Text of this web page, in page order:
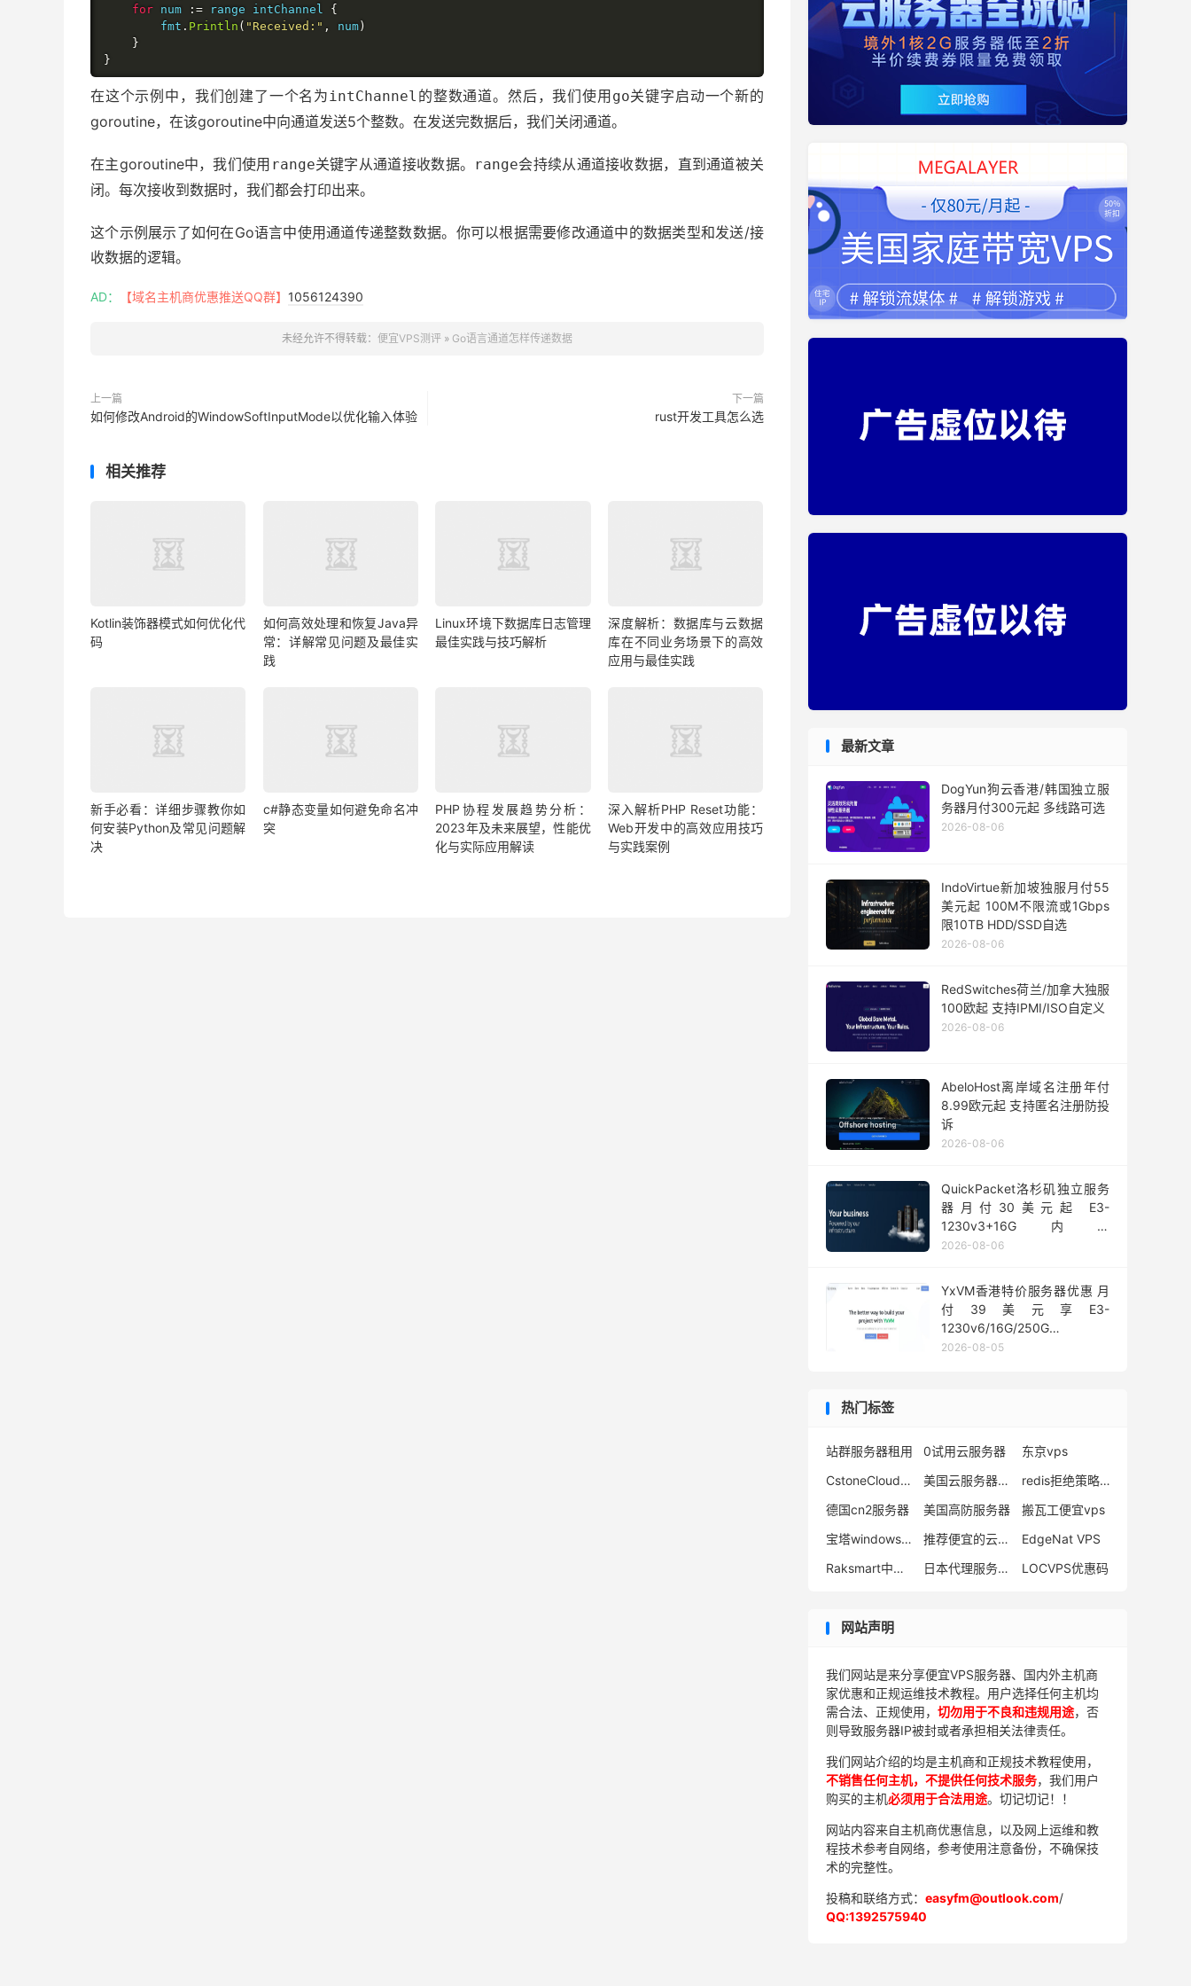
for num := range intChannel {
		fmt
. Println ( "Received:" , num )
}
}
在这个示例中，我们创建了一个名为 intChannel 的整数通道。然后，我们使用go关键字启动一个新的
goroutine，在该goroutine中向通道发送5个整数。在发送完数据后，我们关闭通道。
在主goroutine中，我们使用 range关键字从通道接收数据。 range会持续从通道接收数据，直到通道被关
闭。每次接收到数据时，我们都会打印出来。
这个示例展示了如何在Go语言中使用通道传递整数数据。你可以根据需要修改通道中的数据类型和发送/接
收数据的逻辑。
AD： 【域名主机商优惠推送QQ群】 1056124390
未经允许不得转载： 便宜VPS测评 » Go语言通道怎样传递数据
上一篇
如何修改Android的WindowSoftInputMode以优化输入体验
下一篇
rust开发工具怎么选
相关推荐
Kotlin装饰器模式如何优化代
码
如何高效处理和恢复Java异
常：详解常见问题及最佳实
践
Linux环境下数据库日志管理
最佳实践与技巧解析
深度解析：数据库与云数据
库在不同业务场景下的高效
应用与最佳实践
新手必看：详细步骤教你如
何安装Python及常见问题解
决
c#静态变量如何避免命名冲
突
PHP协程发展趋势分析：
2023年及未来展望，性能优
化与实际应用解读
深入解析PHP Reset功能：
Web开发中的高效应用技巧
与实践案例
最新文章
DogYun狗云香港/韩国独立服
务器月付300元起 多线路可选
2026-08-06
IndoVirtue新加坡独服月付55
美元起 100M不限流或1Gbps
限10TB HDD/SSD自选
2026-08-06
RedSwitches荷兰/加拿大独服
100欧起 支持IPMI/ISO自定义
2026-08-06
AbeloHost离岸域名注册年付
8.99欧元起 支持匿名注册防投
诉
2026-08-06
QuickPacket洛杉矶独立服务
器月付30美元起 E3-
1230v3+16G内存
1Gbps@50TB大流量
2026-08-06
YxVM香港特价服务器优惠 月
付39美元享E3-
1230v6/16G/250G
SSD/10TB流量
2026-08-05
热门标签
站群服务器租用 0试用云服务器
东京vps
CstoneCloud优惠活动
美国云服务器价格
redis拒绝策略和删除策略的区别
德国cn2服务器
美国高防服务器
搬瓦工便宜vps
宝塔windows面板怎么用
推荐便宜的云服务器
EdgeNat VPS
Raksmart中文客服
日本代理服务器IP LOCVPS优惠码
网站声明
我们网站是来分享便宜VPS服务器、国内外主机商
家优惠和正规运维技术教程。用户选择任何主机均
需合法、正规使用， 切勿用于不良和违规用途，否
则导致服务器IP被封或者承担相关法律责任。
我们网站介绍的均是主机商和正规技术教程使用，
不销售任何主机，不提供任何技术服务，我们用户
购买的主机必须用于合法用途。切记切记！！
网站内容来自主机商优惠信息，以及网上运维和教
程技术参考自网络，参考使用注意备份，不确保技
术的完整性。
投稿和联络方式： easyfm@outlook.com/
QQ:1392575940